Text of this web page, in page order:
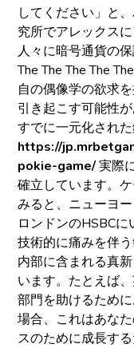
してください」と
究所でアレックス
人々に暗号通貨の
The The The The
自の偶像学の欲求
引き起こす可能性
すでに一元化された
https://
pokie-game/実際
確立しています。
みると、ニューヨ
ロンドンのHSBCに
技術的に痛みを伴
内部に含まれる真
います。たとえば
部門を助けるため
場合、これはあな
スのために成長す